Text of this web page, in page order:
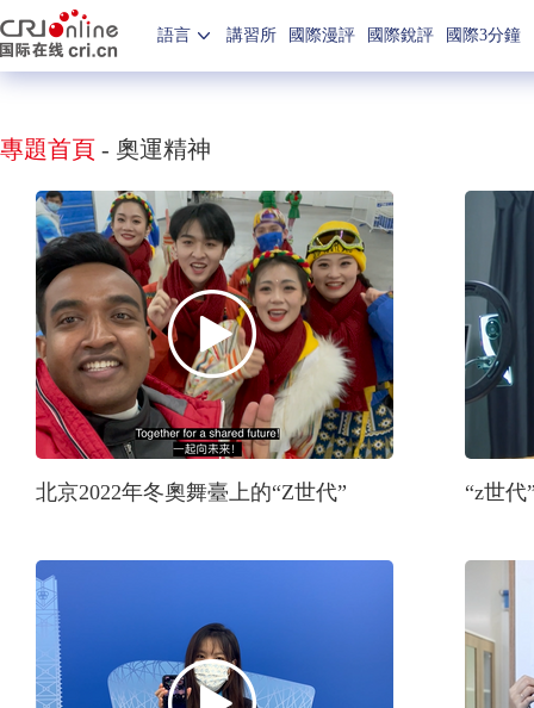
語言 講習所 國際漫評 國際銳評 國際3分鐘
專題首頁 - 奧運精神
北京2022年冬奧舞臺上的“Z世代” “z世